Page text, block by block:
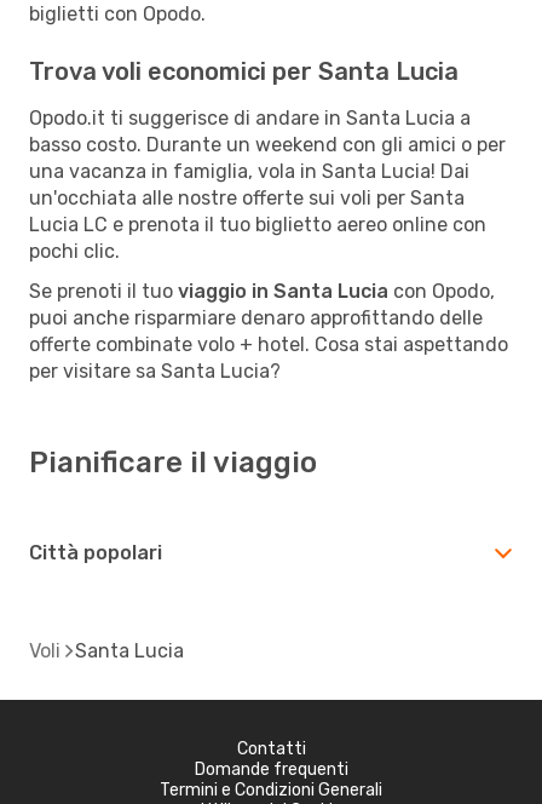
biglietti con Opodo.
Trova voli economici per Santa Lucia
Opodo.it ti suggerisce di andare in Santa Lucia a
basso costo. Durante un weekend con gli amici o per
una vacanza in famiglia, vola in Santa Lucia! Dai
un'occhiata alle nostre offerte sui voli per Santa
Lucia LC e prenota il tuo biglietto aereo online con
pochi clic.
Se prenoti il tuo viaggio in Santa Lucia con Opodo,
puoi anche risparmiare denaro approfittando delle
offerte combinate volo + hotel. Cosa stai aspettando
per visitare sa Santa Lucia?
Pianificare il viaggio
Città popolari
Voli Santa Lucia
Contatti
Domande frequenti
Termini e Condizioni Generali